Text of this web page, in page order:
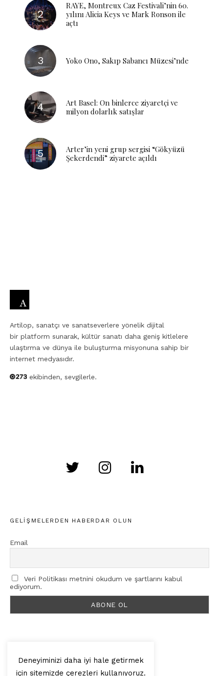
RAYE, Montreux Caz Festivali’nin 60.
yılını Alicia Keys ve Mark Ronson ile
açtı
Yoko Ono, Sakıp Sabancı Müzesi’nde
Art Basel: On binlerce ziyaretçi ve
milyon dolarlık satışlar
Arter’in yeni grup sergisi “Gökyüzü
Şekerdendi” ziyarete açıldı
Artilop, sanatçı ve sanatseverlere yönelik dijital
bir platform sunarak, kültür sanatı daha geniş kitlelere
ulaştırma ve dünya ile buluşturma misyonuna sahip bir
internet medyasıdır.
ekibinden, sevgilerle.
GELIŞMELERDEN HABERDAR OLUN
Email
Veri Politikası metnini okudum ve şartlarını kabul
ediyorum.
© 2025, Artilop
Deneyiminizi daha iyi hale getirmek
için sitemizde çerezleri kullanıyoruz.